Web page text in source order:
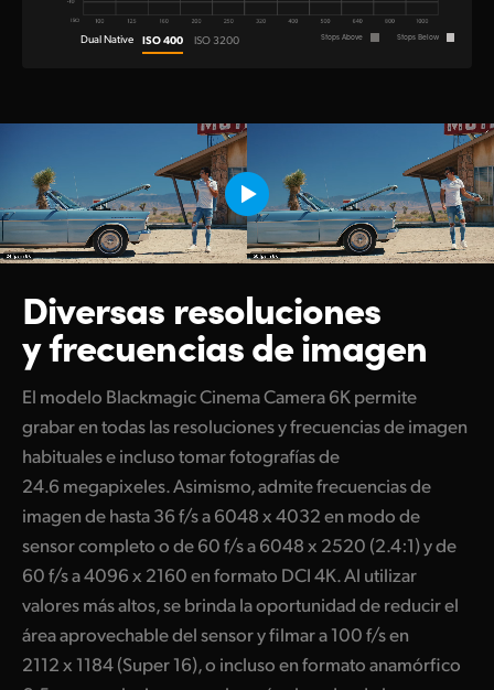
Dual Native ISO 400 ISO 3200 Stops Above Stops Below
Diversas resoluciones
y frecuencias de imagen
El modelo Blackmagic Cinema Camera 6K permite
grabar en todas las resoluciones y frecuencias de imagen
habituales e incluso tomar fotografías de
24.6 megapixeles. Asimismo, admite frecuencias de
imagen de hasta 36 f/s a 6048 x 4032 en modo de
sensor completo o de 60 f/s a 6048 x 2520 (2.4:1) y de
60 f/s a 4096 x 2160 en formato DCI 4K. Al utilizar
valores más altos, se brinda la oportunidad de reducir el
área aprovechable del sensor y filmar a 100 f/s en
2112 x 1184 (Super 16), o incluso en formato anamórfico